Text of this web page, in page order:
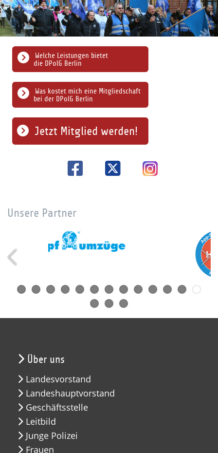
Was kostet mich eine Mitgliedschaft
bei der DPolG Berlin
Welche Leistungen bietet
die DPolG Berlin
Jetzt Mitglied werden!
Unsere Partner
Über uns
Landesvorstand
Landeshauptvorstand
Geschäftsstelle
Leitbild
Junge Polizei
Frauen